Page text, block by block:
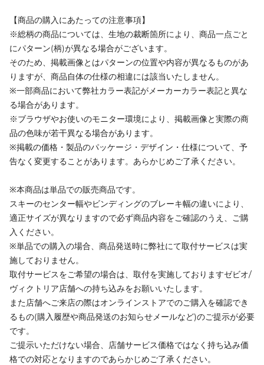
【商品の購入にあたっての注意事項】
※総柄の商品については、生地の裁断箇所により、商品一点ごと
にパターン(柄)が異なる場合がございます。
そのため、掲載画像とはパターンの位置や内容が異なるものがあ
りますが、商品自体の仕様の相違には該当いたしません。
※一部商品において弊社カラー表記がメーカーカラー表記と異な
る場合があります。
※ブラウザやお使いのモニター環境により、掲載画像と実際の商
品の色味が若干異なる場合があります。
※掲載の価格・製品のパッケージ・デザイン・仕様について、予
告なく変更することがあります。あらかじめご了承ください。
※本商品は単品での販売商品です。
スキーのセンター幅やビンディングのブレーキ幅の違いにより、
適正サイズが異なりますので必ず商品内容をご確認のうえ、ご購
入ください。
※単品での購入の場合、商品発送時に弊社にて取付サービスは実
施しておりません。
取付サービスをご希望の場合は、取付を実施しておりますゼビオ/
ヴィクトリア店舗への持ち込みをお願いいたします。
また店舗へご来店の際はオンラインストアでのご購入を確認でき
るもの(購入履歴や商品発送のお知らせメールなど)のご提示が必要
です。
ご提示いただけない場合、店舗サービス価格ではなく持ち込み価
格での対応となりますのであらかじめご了承ください。